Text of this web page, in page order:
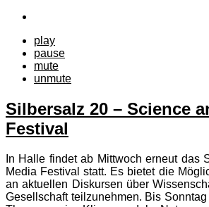
play
pause
mute
unmute
Silbersalz 20 – Science
Festival
In Halle findet ab Mittwoch erneut das
Media Festival statt. Es bietet die
an aktuellen Diskursen über
Gesellschaft teilzunehmen. Bis